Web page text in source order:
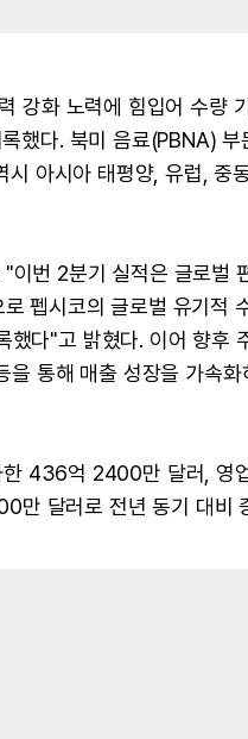
강화 노력에 힘입어 수량
했다. 북미 음료(PBNA) 부
아시아 태평양, 유럽, 중
번 2분기 실적은 글로벌
펩시코의 글로벌 유기적
다"고 밝혔다. 이어 향후
통해 매출 성장을 가속화
436억 2400만 달러, 영
달러로 전년 동기 대비